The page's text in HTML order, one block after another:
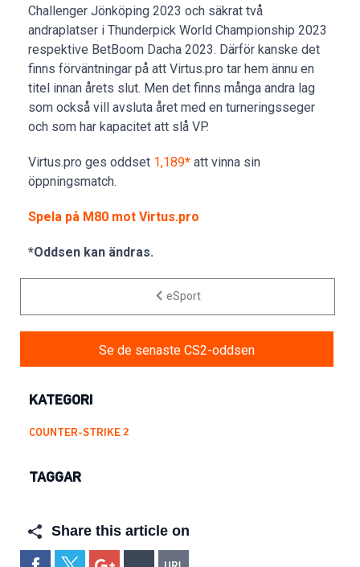
Challenger Jönköping 2023 och säkrat två
andraplatser i Thunderpick World Championship 2023
respektive BetBoom Dacha 2023. Därför kanske det
finns förväntningar på att Virtus.pro tar hem ännu en
titel innan årets slut. Men det finns många andra lag
som också vill avsluta året med en turneringsseger
och som har kapacitet att slå VP.
Virtus.pro ges oddset 1,189* att vinna sin
öppningsmatch.
Spela på M80 mot Virtus.pro
*Oddsen kan ändras.
eSport
Se de senaste CS2-oddsen
KATEGORI
COUNTER-STRIKE 2
TAGGAR
Share this article on